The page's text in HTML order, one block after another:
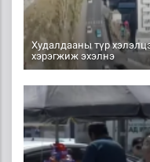
Худалдааны түр
хэрэгжиж эхэлнэ